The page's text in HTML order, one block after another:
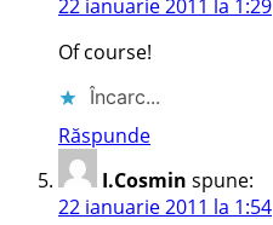
22 ianuarie 2011 la 1:29
Of course!
Încarc...
Răspunde
I.Cosmin spune:
22 ianuarie 2011 la 1:54